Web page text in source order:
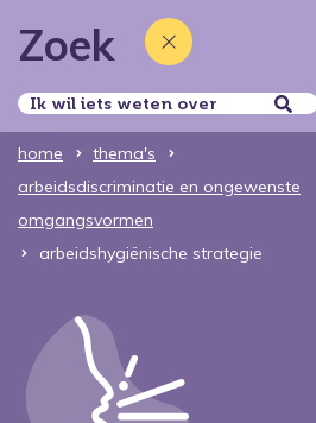
Zoek
home
thema's
arbeidsdiscriminatie en ongewenste
omgangsvormen
arbeidshygiënische strategie